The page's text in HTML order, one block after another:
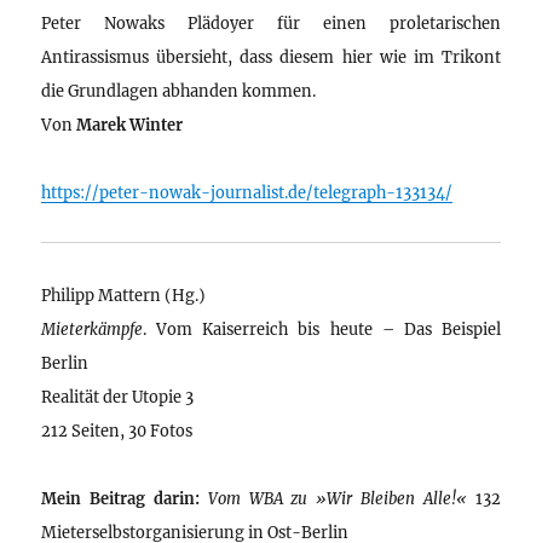
Peter Nowaks Plädoyer für einen proletarischen
Antirassismus übersieht, dass diesem hier wie im Trikont
die Grundlagen abhanden kommen.
VonMarek Winter
https://peter-nowak-journalist.de/telegraph-133134/
Philipp Mattern (Hg.)
Mieterkämpfe. Vom Kaiserreich bis heute – Das Beispiel
Berlin
Realität der Utopie 3
212 Seiten, 30 Fotos
Mein Beitrag darin: Vom WBA zu »Wir Bleiben Alle!« 132
Mieterselbstorganisierung in Ost-Berlin